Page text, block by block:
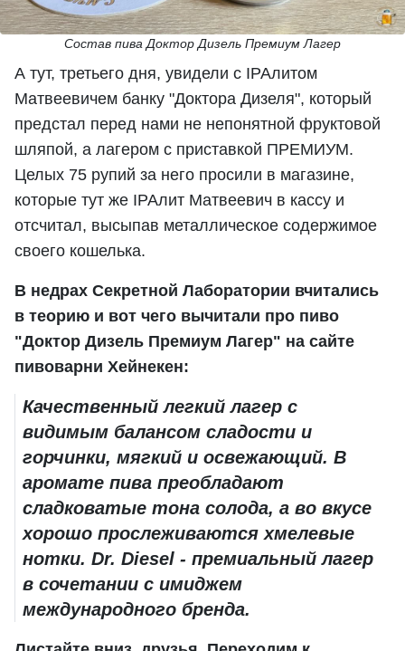
Состав пива Доктор Дизель Премиум Лагер
А тут, третьего дня, увидели с IPAлитом
Матвеевичем банку "Доктора Дизеля", который
предстал перед нами не непонятной фруктовой
шляпой, а лагером с приставкой ПРЕМИУМ.
Целых 75 рупий за него просили в магазине,
которые тут же IPAлит Матвеевич в кассу и
отсчитал, высыпав металлическое содержимое
своего кошелька.
В недрах Секретной Лаборатории вчитались
в теорию и вот чего вычитали про пиво
"Доктор Дизель Премиум Лагер" на сайте
пивоварни Хейнекен:
Качественный легкий лагер с
видимым балансом сладости и
горчинки, мягкий и освежающий. В
аромате пива преобладают
сладковатые тона солода, а во вкусе
хорошо прослеживаются хмелевые
нотки. Dr. Diesel - премиальный лагер
в сочетании с имиджем
международного бренда.